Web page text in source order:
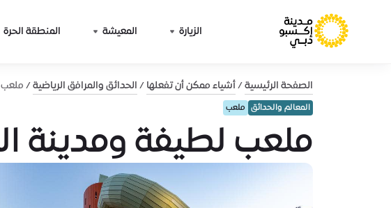
الزيارة المعيشة المنطقة الحرة
الصفحة الرئيسية أشياء ممكن أن تفعلها الحدائق والمرافق الرياضية ملعب
المعالم والحدائق ملعب
ملعب لطيفة ومدينة